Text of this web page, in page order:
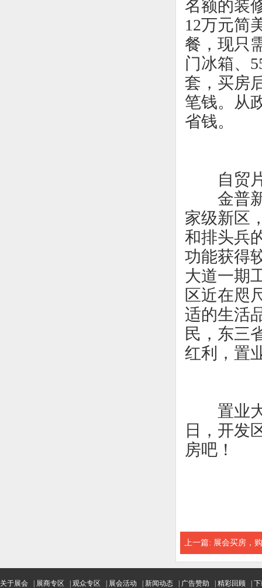
名额的装
12万元简
餐，现只
门冰箱、
套，买房
笔钱。从
省钱。
自贸
金普
家级新区
和排头兵
功能获得
大道一期
区近在咫
适的生活
民，东三
红利，置
置业
日，开发
房吧！
上一篇: 展会买房，
关于展会 展商专区 观众专区 展会活动 新闻动态 广告赞助 精彩回顾